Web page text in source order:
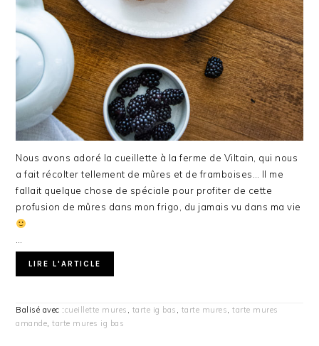
Nous avons adoré la cueillette à la ferme de Viltain, qui nous
a fait récolter tellement de mûres et de framboises… Il me
fallait quelque chose de spéciale pour profiter de cette
profusion de mûres dans mon frigo, du jamais vu dans ma vie
…
LIRE L'ARTICLE
Balisé avec :cueillette mures , tarte ig bas , tarte mures,tarte mures
amande,tarte mures ig bas